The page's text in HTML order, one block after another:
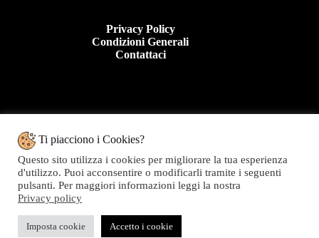
Privacy Policy
Condizioni Generali
Contattaci
Tel: +39 0963 44950
E.mail:info@topolinomoda.it
Via Forgiari, 11 – 89900 Vibo Valentia (VV)
Topolino Moda - P.IVA 01282020799
Ti piacciono i Cookies?
Questo sito utilizza i cookies per migliorare la tua esperienza
d'utilizzo. Puoi acconsentire o modificarli tramite i seguenti
pulsanti. Per maggiori informazioni leggi la nostra
Privacy policy
Imposta cookie Accetto i cookie